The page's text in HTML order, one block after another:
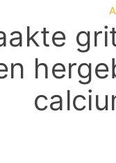
Auto Door